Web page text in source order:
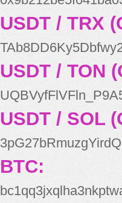
USDT / TRX
USDT / TON
USDT / SOL
BTC: